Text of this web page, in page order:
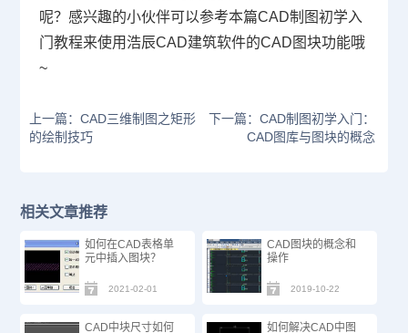
呢？感兴趣的小伙伴可以参考本篇CAD制图初学入
门 教程来使用浩辰CAD建筑软件的CAD图块功能哦
~
上一篇：CAD三维制图之矩形
的绘制技巧
下一篇：CAD制图初学入门：
CAD图库与图块的概念
相关文章推荐
如何在CAD表格单
元中插入图块？
2021-02-01
CAD图块的概念和
操作
2019-10-22
CAD中块尺寸如何 如何解决CAD中图